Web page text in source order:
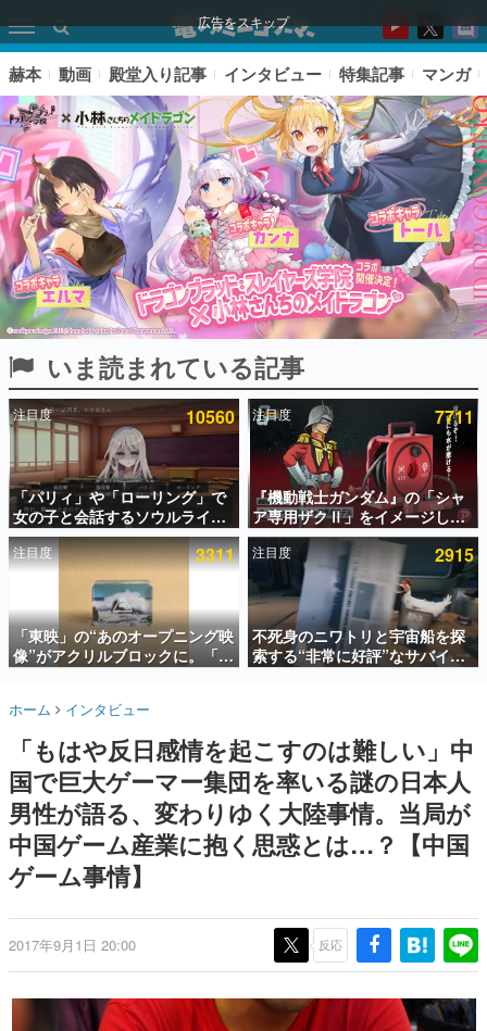
広告をスキップ
ピックアップ
電ファミのいま読まれている記事ランキング
アプリセール情報
インタビュー
連載・特集一覧
殿堂入り記事
SNS拡散数が数千以上！ ページビュー数万以上！ などな
ど。多くの人々に読まれた、電ファミ渾身の“殿堂入り”記
事をまとめました。
名作ゲームクリエイターの方々に製作時のエピソードをお
きます。
赫本
この物語を解いてはいけない。『赫本』は、〈試験問題〉
の形をした短編ホラー小説集です。
新世代に訊く
これからのデジタルゲーム市場を担う若きクリエイター達
ゲーム世代の作家たち
ゲームに多大な影響を受けた作家さんに取材し、ゲームが
画です。
赫本 動画 殿堂入り記事 インタビュー 特集記事 マンガ
いま読まれている記事
注目度 10560
「パリィ」や「ローリング」で
女の子と会話するソウルライク
恋愛ゲーム『小早川さんはソウ
ルライク』無料公開。返事に失
敗すると「YOU DIED」
注目度 7711
『機動戦士ガンダム』の「シャ
ア専用ザクⅡ」をイメージした
散水ホースリールが予約開始。
本体にはシャアのパーソナルマ
ークやジオン公国軍のエンブレ
ム、型式番号などを配置
注目度 3311
「東映」の“あのオープニング映
像”がアクリルブロックに。「東
映ヒストリカル グッズコレクシ
注目度 2915
不死身のニワトリと宇宙船を探
索する“非常に好評”なサバイバ
ルゲーム『Breathedge』が無
ホーム インタビュー
「もはや反日感情を起こすのは難しい」中
国で巨大ゲーマー集団を率いる謎の日本人
男性が語る、変わりゆく大陸事情。当局が
中国ゲーム産業に抱く思惑とは…？【中国
ゲーム事情】
2017年9月1日 20:00 反応